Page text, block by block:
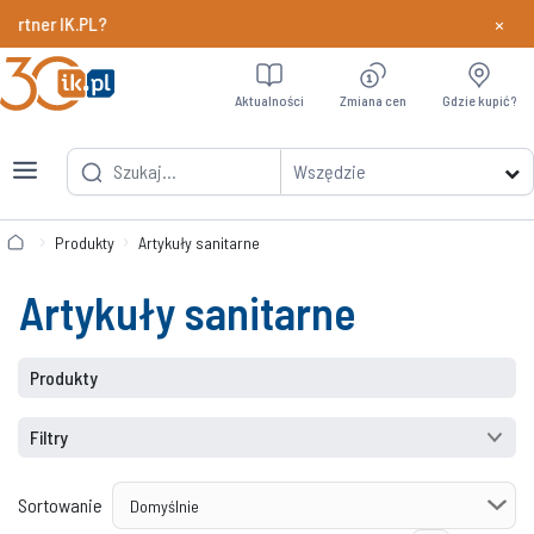
IK.PL? Dowiedz
×
Wszędzie
Aktualności Zmiana cen Gdzie kupić?
Produkty Artykuły sanitarne
Artykuły sanitarne
Produkty
Filtry
Sortowanie